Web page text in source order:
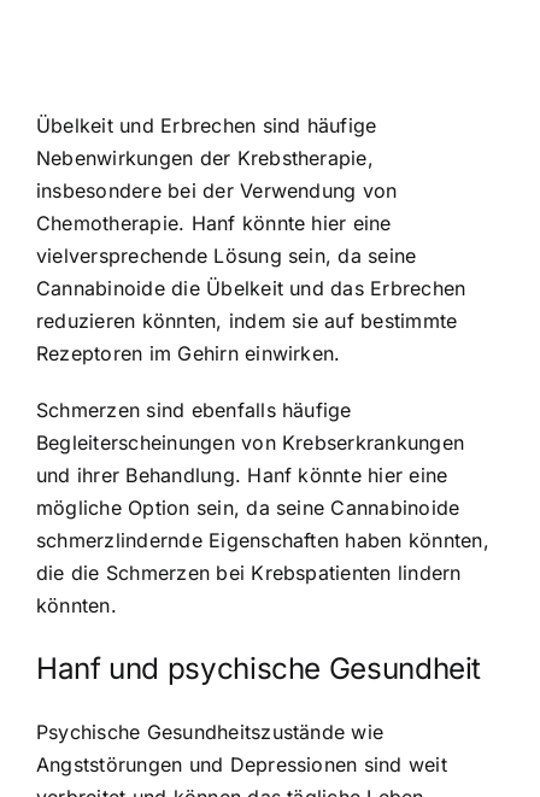
Übelkeit und Erbrechen sind häufige
Nebenwirkungen der Krebstherapie,
insbesondere bei der Verwendung von
Chemotherapie. Hanf könnte hier eine
vielversprechende Lösung sein, da seine
Cannabinoide die Übelkeit und das Erbrechen
reduzieren könnten, indem sie auf bestimmte
Rezeptoren im Gehirn einwirken.
Schmerzen sind ebenfalls häufige
Begleiterscheinungen von Krebserkrankungen
und ihrer Behandlung. Hanf könnte hier eine
mögliche Option sein, da seine Cannabinoide
schmerzlindernde Eigenschaften haben könnten,
die die Schmerzen bei Krebspatienten lindern
könnten.
Hanf und psychische Gesundheit
Psychische Gesundheitszustände wie
Angststörungen und Depressionen sind weit